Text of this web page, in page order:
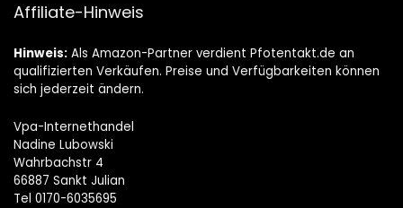
Affiliate-Hinweis
Hinweis: Als Amazon-Partner verdient Pfotentakt.de an
qualifizierten Verkäufen. Preise und Verfügbarkeiten können
sich jederzeit ändern.
Vpa-Internethandel
Nadine Lubowski
Wahrbachstr 4
66887 Sankt Julian
Tel 0170-6035695